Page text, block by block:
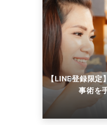
【LINE登録限定
事術を